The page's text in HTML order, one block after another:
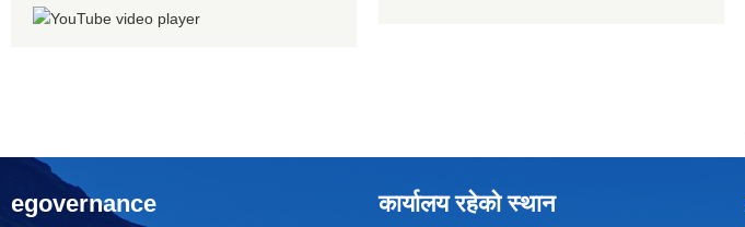
egovernance कार्यालय रहेको स्थान